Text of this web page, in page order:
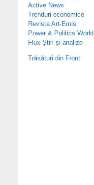
Active News
Trenduri economice
Revista Art-Emis
Power & Politics World
Flux-Știri și analize
Trăsături din Front